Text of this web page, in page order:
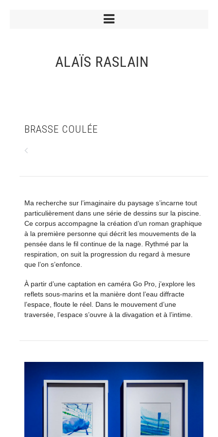
ALAÏS RASLAIN
BRASSE COULÉE
Ma recherche sur l’imaginaire du paysage s’incarne tout
particulièrement dans une série de dessins sur la piscine.
Ce corpus accompagne la création d’un roman graphique
à la première personne qui décrit les mouvements de la
pensée dans le fil continue de la nage. Rythmé par la
respiration, on suit la progression du regard à mesure
que l’on s’enfonce.
À partir d’une captation en caméra Go Pro, j’explore les
reflets sous-marins et la manière dont l’eau diffracte
l’espace, floute le réel. Dans le mouvement d’une
traversée, l’espace s’ouvre à la divagation et à l’intime.